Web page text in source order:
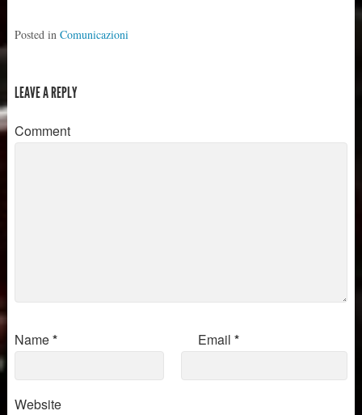
GIORNO Canto al vangelo:
SILENZIO Offertorio: O
Posted in Comunicazioni
LEAVE A REPLY
Comment
Name* Email *
Website